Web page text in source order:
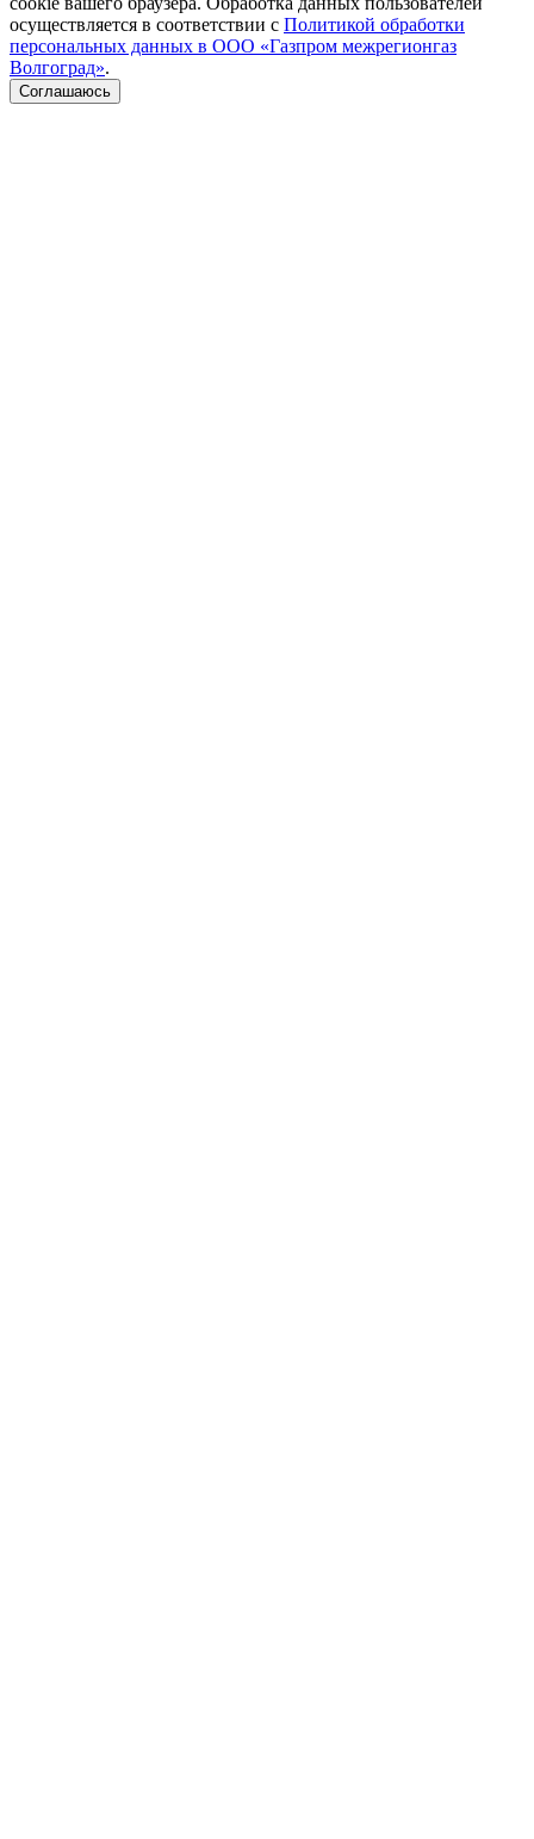
осуществляется в соответствии с Политикой обработки
персональных данных в ООО «Газпром межрегионгаз
Волгоград».
Соглашаюсь